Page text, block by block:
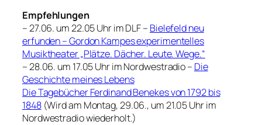
Empfehlungen
– 27.06. um 22.05 Uhr im DLF – Bielefeld neu
erfunden – Gordon Kampes experimentelles
Musiktheater „Plätze. Dächer. Leute. Wege.“
– 28.06. um 17.05 Uhr im Nordwestradio – Die
Geschichte meines Lebens
Die Tagebücher Ferdinand Benekes von 1792 bis
1848(Wird am Montag, 29.06., um 21.05 Uhr im
Nordwestradio wiederholt.)